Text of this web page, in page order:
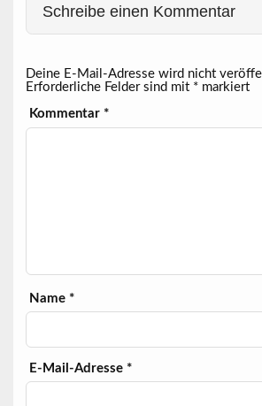
Schreibe einen Kommentar
Deine E-Mail-Adresse wird nicht
Erforderliche Felder sind mit *markiert
Kommentar *
Name *
E-Mail-Adresse *